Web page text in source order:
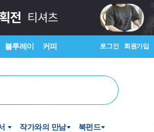
블루레이 커피 로그인 회원가입
작가와의 만남 북펀드